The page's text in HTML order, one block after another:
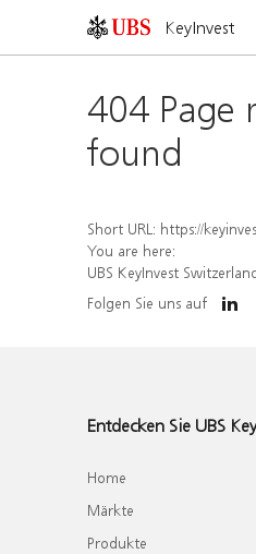
KeyInvest
404 Page
found
Short URL: https://keyinvest-
You are here:
UBS KeyInvest
Folgen Sie uns auf
Entdecken Sie UBS
Home
Märkte
Produkte